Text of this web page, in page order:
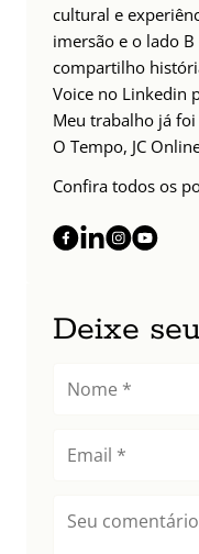
cultural e
imersão e o lado
compartilho
Voice no Linkedin
Meu trabalho já foi
O Tempo, JC
Confira todos os
Deixe